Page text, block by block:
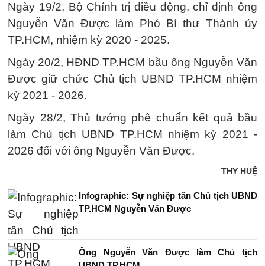
Ngày 19/2, Bộ Chính trị điều động, chỉ định ông
Nguyễn Văn Được làm Phó Bí thư Thành ủy
TP.HCM, nhiệm kỳ 2020 - 2025.
Ngày 20/2, HĐND TP.HCM bầu ông Nguyễn Văn
Được giữ chức Chủ tịch UBND TP.HCM nhiệm
kỳ 2021 - 2026.
Ngày 28/2, Thủ tướng phê chuẩn kết quả bầu
làm Chủ tịch UBND TP.HCM nhiệm kỳ 2021 -
2026 đối với ông Nguyễn Văn Được.
THY HUỆ
Infographic: Sự nghiệp tân Chủ tịch UBND
TP.HCM Nguyễn Văn Được
Ông Nguyễn Văn Được làm Chủ tịch